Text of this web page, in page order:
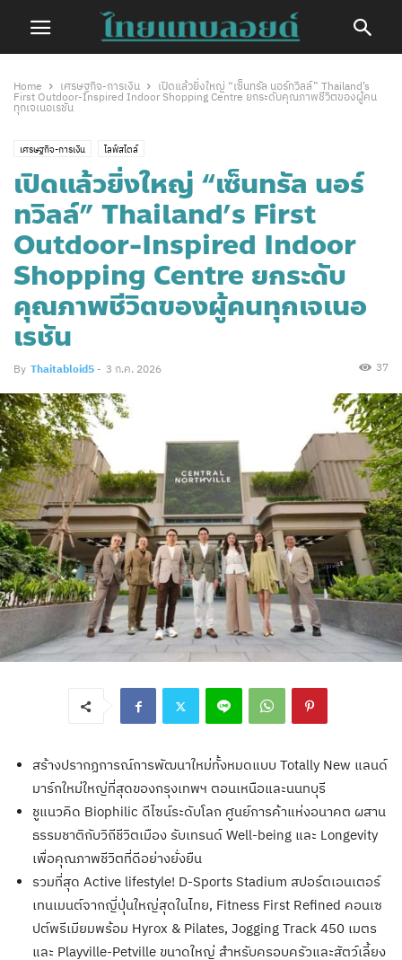
Home เศรษฐกิจ-การเงิน
เปิดแล้วยิ่งใหญ่ “เซ็นทรัล นอร์ทวิลล์” Thailand’s
First Outdoor-Inspired Indoor Shopping Centre ยกระดับคุณภาพชีวิตของผู้คน
ทุกเจเนอเรชัน
เศรษฐกิจ-การเงิน ไลฟ์สไตล์
เปิดแล้วยิ่งใหญ่ “เซ็นทรัล นอร์
ทวิลล์” Thailand’s First
Outdoor-Inspired Indoor
Shopping Centre ยกระดับ
คุณภาพชีวิตของผู้คนทุกเจเนอ
เรชัน
By Thaitabloid5 - 3 ก.ค. 2026 37
สร้างปรากฏการณ์การพัฒนาใหม่ทั้งหมดแบบ Totally New แลนด์
มาร์กใหม่ใหญ่ที่สุดของกรุงเทพฯ ตอนเหนือและนนทบุรี
ชูแนวคิด Biophilic ดีไซน์ระดับโลก ศูนย์การค้าแห่งอนาคต ผสาน
ธรรมชาติกับวิถีชีวิตเมือง รับเทรนด์ Well-being และ Longevity
เพื่อคุณภาพชีวิตที่ดีอย่างยั่งยืน
รวมที่สุด Active lifestyle! D-Sports Stadium สปอร์ตเอนเตอร์
เทนเมนต์จากญี่ปุ่นใหญ่สุดในไทย, Fitness First Refined คอนเซ
ปต์พรีเมียมพร้อม Hyrox & Pilates, Jogging Track 450 เมตร
และ Playville-Petville ขนาดใหญ่ สำหรับครอบครัวและสัตว์เลี้ยง